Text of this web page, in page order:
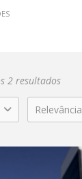
2 resultados
Relevância